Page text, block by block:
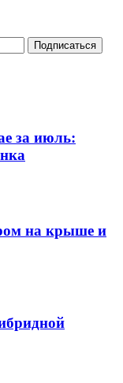
за июль:
на крыше и